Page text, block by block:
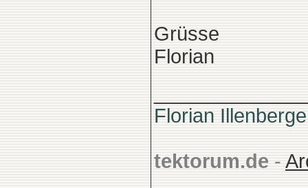
Grüsse
Florian
Florian
tektorum.de -